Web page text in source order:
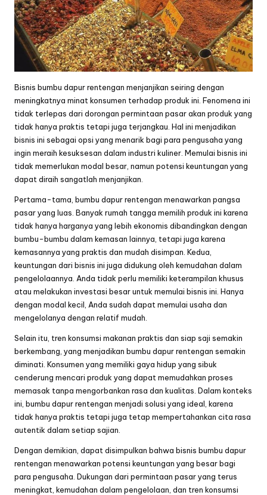
Bisnis bumbu dapur rentengan menjanjikan seiring dengan
meningkatnya minat konsumen terhadap produk ini. Fenomena ini
tidak terlepas dari dorongan permintaan pasar akan produk yang
tidak hanya praktis tetapi juga terjangkau. Hal ini menjadikan
bisnis ini sebagai opsi yang menarik bagi para pengusaha yang
ingin meraih kesuksesan dalam industri kuliner. Memulai bisnis ini
tidak memerlukan modal besar, namun potensi keuntungan yang
dapat diraih sangatlah menjanjikan.
Pertama-tama, bumbu dapur rentengan menawarkan pangsa
pasar yang luas. Banyak rumah tangga memilih produk ini karena
tidak hanya harganya yang lebih ekonomis dibandingkan dengan
bumbu-bumbu dalam kemasan lainnya, tetapi juga karena
kemasannya yang praktis dan mudah disimpan. Kedua,
keuntungan dari bisnis ini juga didukung oleh kemudahan dalam
pengelolaannya. Anda tidak perlu memiliki keterampilan khusus
atau melakukan investasi besar untuk memulai bisnis ini. Hanya
dengan modal kecil, Anda sudah dapat memulai usaha dan
mengelolanya dengan relatif mudah.
Selain itu, tren konsumsi makanan praktis dan siap saji semakin
berkembang, yang menjadikan bumbu dapur rentengan semakin
diminati. Konsumen yang memiliki gaya hidup yang sibuk
cenderung mencari produk yang dapat memudahkan proses
memasak tanpa mengorbankan rasa dan kualitas. Dalam konteks
ini, bumbu dapur rentengan menjadi solusi yang ideal, karena
tidak hanya praktis tetapi juga tetap mempertahankan cita rasa
autentik dalam setiap sajian.
Dengan demikian, dapat disimpulkan bahwa bisnis bumbu dapur
rentengan menawarkan potensi keuntungan yang besar bagi
para pengusaha. Dukungan dari permintaan pasar yang terus
meningkat, kemudahan dalam pengelolaan, dan tren konsumsi